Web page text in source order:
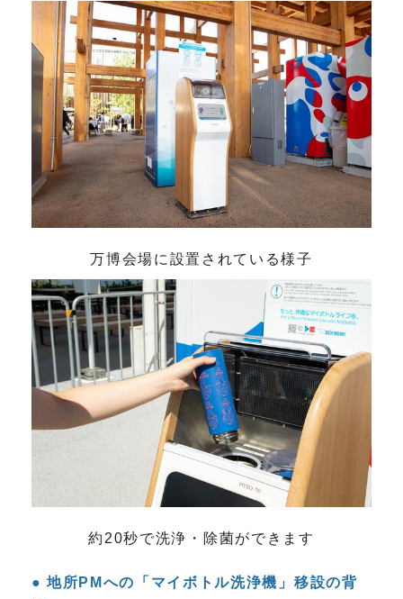
万博会場に設置されている様子
約20秒で洗浄・除菌ができます
地所PMへの「マイボトル洗浄機」移設の背